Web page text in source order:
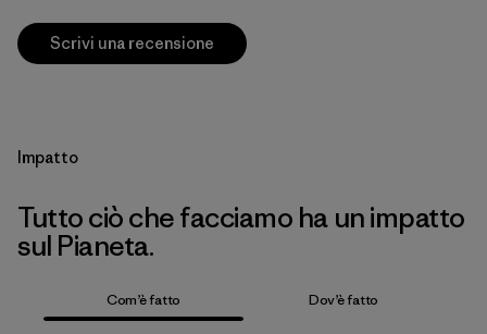
Scrivi una recensione
Impatto
Tutto ciò che facciamo ha un impatto
sul Pianeta.
Com’è fatto Dov’è fatto